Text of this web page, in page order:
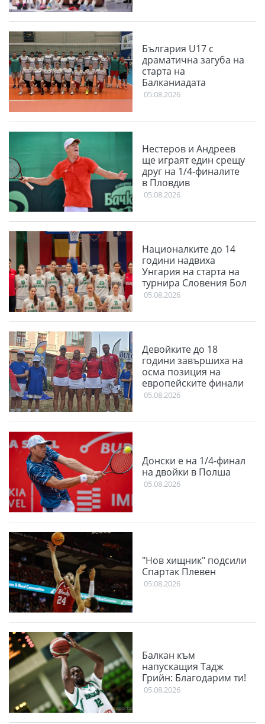
България U17 с
драматична загуба на
старта на
Балканиадата
05.08.2026
Нестеров и Андреев
ще играят един срещу
друг на 1/4-финалите
в Пловдив
05.08.2026
Националките до 14
години надвиха
Унгария на старта на
турнира Словения Бол
05.08.2026
Девойките до 18
години завършиха на
осма позиция на
европейските финали
05.08.2026
Донски е на 1/4-финал
на двойки в Полша
05.08.2026
"Нов хищник" подсили
Спартак Плевен
05.08.2026
Балкан към
напускащия Тадж
Грийн: Благодарим ти!
05.08.2026